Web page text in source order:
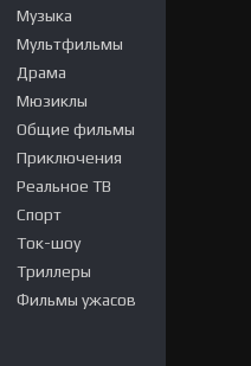
Музыка
Мультфильмы
Драма
Мюзиклы
Общие фильмы
Приключения
Реальное ТВ
Спорт
Ток-шоу
Триллеры
Фильмы ужасов